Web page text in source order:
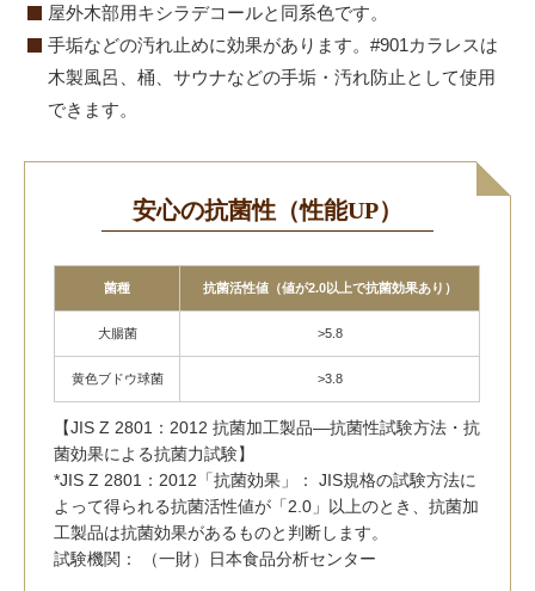
屋外木部用キシラデコールと同系色です。
手垢などの汚れ止めに効果があります。#901カラレスは
木製風呂、桶、サウナなどの手垢・汚れ防止として使用
できます。
安心の抗菌性（性能UP）
菌種 抗菌活性値（値が2.0以上で抗菌効果あり）
大腸菌 >5.8
黄色ブドウ球菌 >3.8
【JIS Z 2801：2012 抗菌加工製品—抗菌性試験方法・抗
菌効果による抗菌力試験】
*JIS Z 2801：2012「抗菌効果」： JIS規格の試験方法に
よって得られる抗菌活性値が「2.0」以上のとき、抗菌加
工製品は抗菌効果があるものと判断します。
試験機関： （一財）日本食品分析センター